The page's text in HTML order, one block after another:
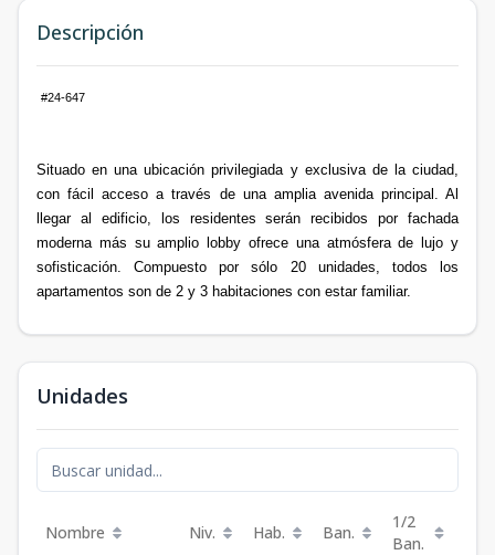
Descripción
#24-647
Situado en una ubicación privilegiada y exclusiva de la ciudad,
con fácil acceso a través de una amplia avenida principal. Al
llegar al edificio, los residentes serán recibidos por fachada
moderna más su amplio lobby ofrece una atmósfera de lujo y
sofisticación. Compuesto por sólo 20 unidades, todos los
apartamentos son de 2 y 3 habitaciones con estar familiar.
Unidades
Nombre Niv. Hab. Ban.
1/2
Ban.